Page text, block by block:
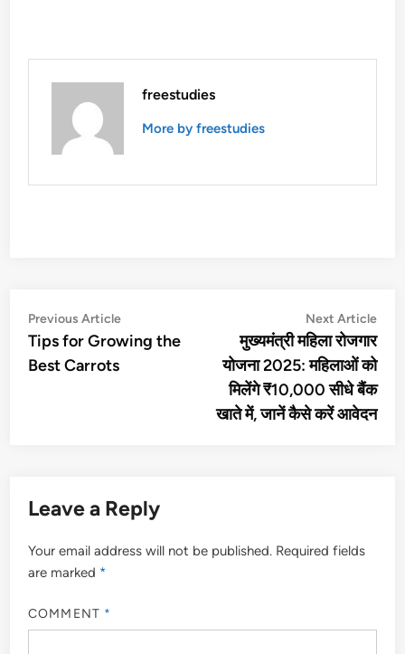
freestudies
More by freestudies
Post
navigation
Previous ArticlePrevious
article:
Tips for Growing the
Best Carrots
Next Article
मुख्यमंत्री महिला रोजगार
योजना 2025: महिलाओं को
मिलेंगे ₹10,000 सीधे बैंक
खाते में, जानें कैसे करें आवेदन
Leave a Reply
Your email address will not be published. Required fields
are marked *
COMMENT *